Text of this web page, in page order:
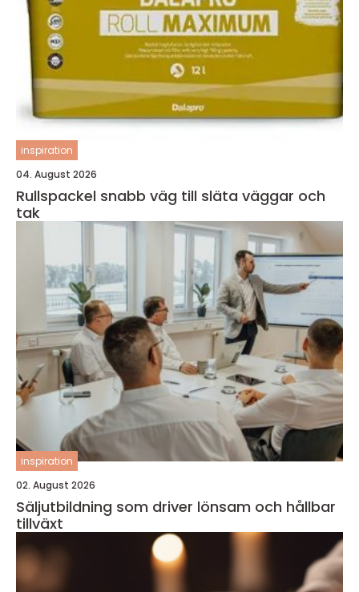
inspiration
04. August 2026
Rullspackel snabb väg till släta väggar och
tak
inspiration
02. August 2026
Säljutbildning som driver lönsam och hållbar
tillväxt